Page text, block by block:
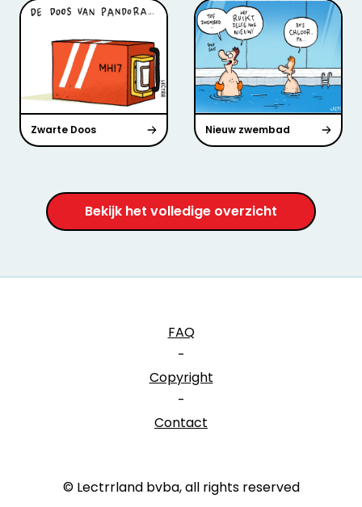
Zwarte Doos Nieuw zwembad
Bekijk het volledige overzicht
FAQ
-
Copyright
-
Contact
© Lectrrland bvba, all rights reserved